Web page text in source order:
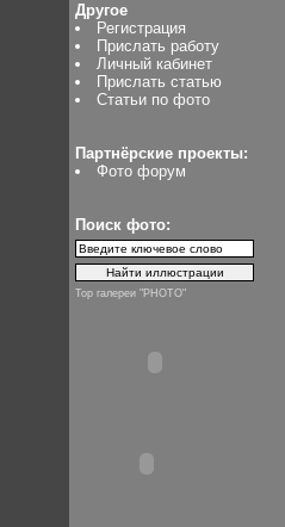
Другое
Регистрация
Прислать работу
Личный кабинет
Прислать статью
Статьи по фото
Партнёрские проекты:
Фото форум
Поиск фото:
Top галереи "PHOTO"